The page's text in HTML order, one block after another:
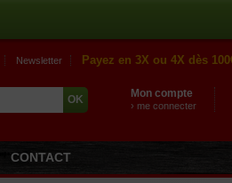
Newsletter Payez en 3X ou 4X dès
Mon compte
› me connecter
CONTACT